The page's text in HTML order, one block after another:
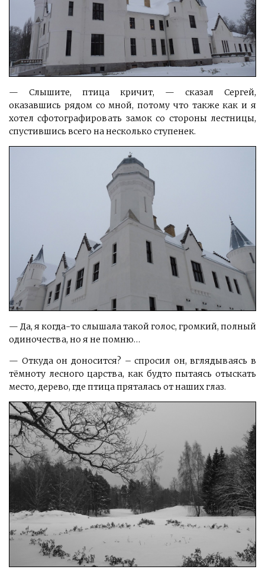
— Слышите, птица кричит, — сказал Сергей,
оказавшись рядом со мной, потому что также как и я
хотел сфотографировать замок со стороны лестницы,
спустившись всего на несколько ступенек.
— Да, я когда-то слышала такой голос, громкий, полный
одиночества, но я не помню…
— Откуда он доносится? – спросил он, вглядываясь в
тёмноту лесного царства, как будто пытаясь отыскать
место, дерево, где птица пряталась от наших глаз.